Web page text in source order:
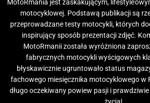
MotoRmania jest zaskakującym,
motocyklowej. Podstawą publikacji są
przeprowadzane testy motocykli, których
inspirujący sposób prezentacji zdjęć.
MotoRmanii została wyróżniona
fabrycznych motocykli wyścigowych
błyskawicznie ugruntowało status
fachowego miesięcznika motocyklowego w
długo oczekiwany powiew pasji i
życia!